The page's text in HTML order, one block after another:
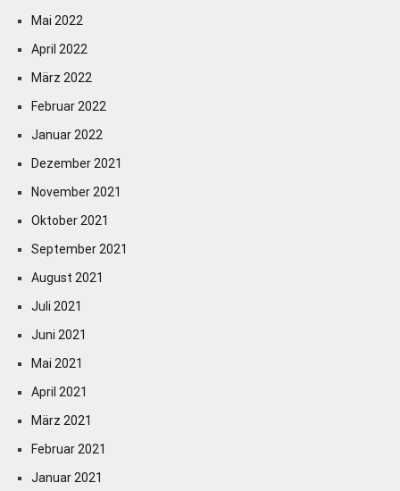
Mai 2022
April 2022
März 2022
Februar 2022
Januar 2022
Dezember 2021
November 2021
Oktober 2021
September 2021
August 2021
Juli 2021
Juni 2021
Mai 2021
April 2021
März 2021
Februar 2021
Januar 2021